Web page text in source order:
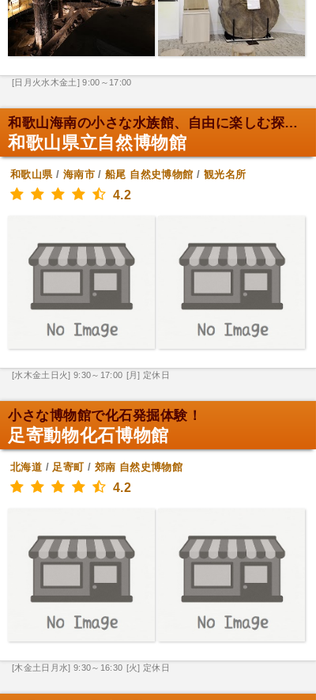
[日月火水木金土] 9:00～17:00
和歌山海南の小さな水族館、自由に楽しむ探検！
和歌山県立自然博物館
和歌山県/ 海南市/船尾 自然史博物館 / 観光名所
4.2
[水木金土日火] 9:30～17:00 [月] 定休日
小さな博物館で化石発掘体験！
足寄動物化石博物館
北海道 / 足寄町/ 郊南 自然史博物館
4.2
[木金土日月水] 9:30～16:30 [火] 定休日